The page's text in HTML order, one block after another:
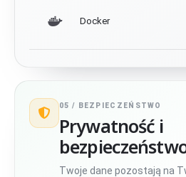
Docker
05 / BEZPIECZEŃSTWO
Prywatność i
Twoje dane pozostają na